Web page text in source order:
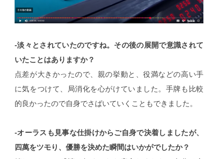
-淡々とされていたのですね。その後の展開で意識されて
いたことはありますか？
点差が大きかったので、親の挙動と、役満などの高い手
に気をつけて、局消化を心がけていました。手牌も比較
的良かったので自身でさばいていくこともできました。
-オーラスも見事な仕掛けからご自身で決着しましたが、
四萬をツモり、優勝を決めた瞬間はいかがでしたか？